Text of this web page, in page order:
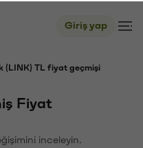
Giriş yap
(LINK) TL fiyat geçmişi
Fiyat
inceleyin.